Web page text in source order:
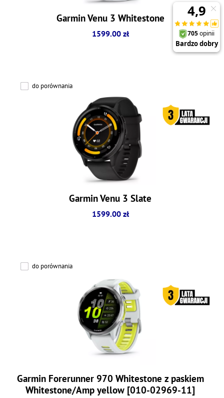
Garmin Venu 3 Whitestone
1599.00 zł
do porównania
Garmin Venu 3 Slate
1599.00 zł
do porównania
Garmin Forerunner 970 Whitestone z paskiem
Whitestone/Amp yellow [010-02969-11]